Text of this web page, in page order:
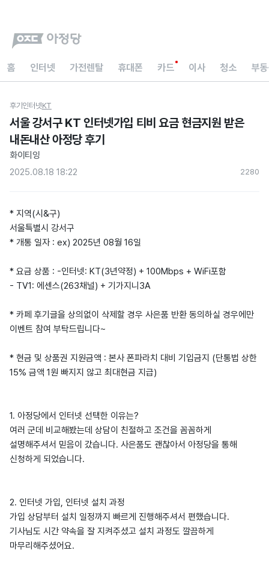
홈 인터넷 가전렌탈 휴대폰 카드 이사 청소 부
후기 인터넷KT
서울 강서구 KT 인터넷가입 티비 요금 현금지원 받은
내돈내산 아정당 후기
화이티잉
2025.08.18 18:22
2280
* 지역(시&구)
서울특별시 강서구
* 개통 일자 : ex) 2025년 08월 16일
* 요금 상품 : -인터넷: KT(3년약정) + 100Mbps + WiFi포함
- TV1: 에센스(263채널) + 기가지니3A
* 카페 후기글을 상의없이 삭제할 경우 사은품 반환 동의하실 경우에만
이벤트 참여 부탁드립니다~
* 현금 및 상품권 지원금액 : 본사 폰파라치 대비 기입금지 (단통법 상한
15% 금액 1원 빠지지 않고 최대현금 지급)
1. 아정당에서 인터넷 선택한 이유는?
여러 군데 비교해봤는데 상담이 친절하고 조건을 꼼꼼하게
설명해주셔서 믿음이 갔습니다. 사은품도 괜찮아서 아정당을 통해
신청하게 되었습니다.
2. 인터넷 가입, 인터넷 설치 과정
가입 상담부터 설치 일정까지 빠르게 진행해주셔서 편했습니다.
기사님도 시간 약속을 잘 지켜주셨고 설치 과정도 깔끔하게
마무리해주셨어요.